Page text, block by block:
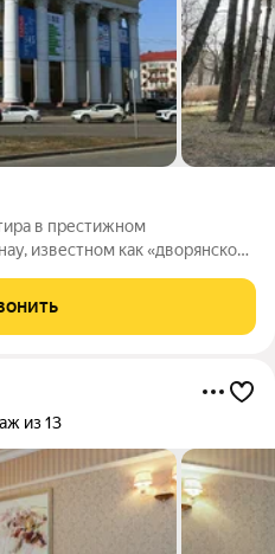
в престижном
известном как «дворянское
статус владельца.
из 13